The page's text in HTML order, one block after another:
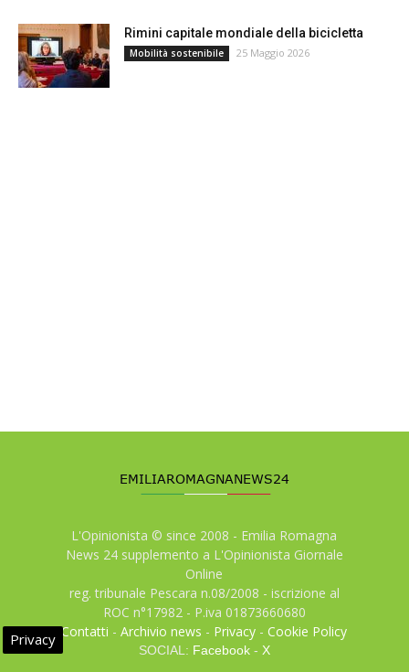
Rimini capitale mondiale della bicicletta
Mobilità sostenibile 25 Maggio 2026
L'Opinionista © since 2008 - Emilia Romagna
News 24 supplemento a L'Opinionista Giornale
Online
reg. tribunale Pescara n.08/2008 - iscrizione al
ROC n°17982 - P.iva 01873660680
Contatti -Archivio news - Privacy -Cookie Policy
SOCIAL: Facebook- X
Privacy